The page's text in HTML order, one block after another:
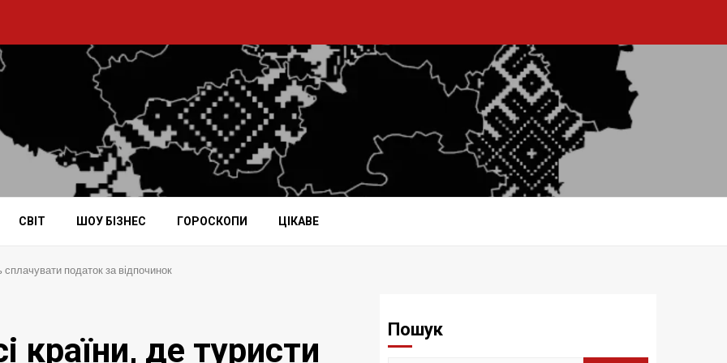
СВІТ ШОУ БІЗНЕС ГОРОСКОПИ ЦІКАВЕ
податок за відпочинок
країни, де туристи
Пошук